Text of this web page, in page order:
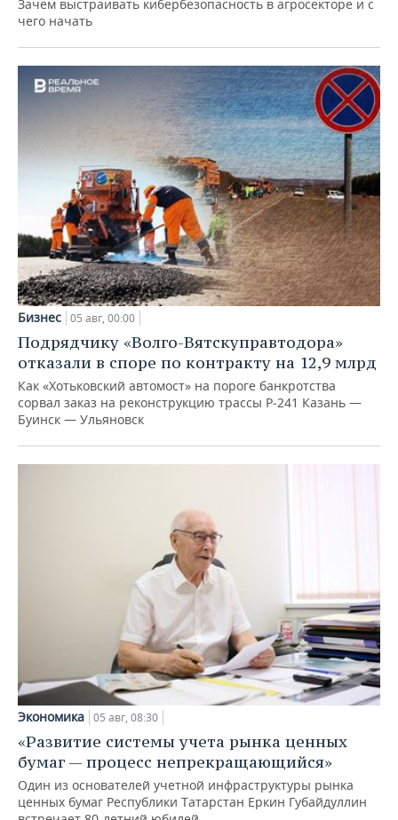
Зачем выстраивать кибербезопасность в агросекторе и с
чего начать
Бизнес 05 авг, 00:00
Подрядчику «Волго-Вятскуправтодора»
отказали в споре по контракту на 12,9 млрд
Как «Хотьковский автомост» на пороге банкротства
сорвал заказ на реконструкцию трассы Р‑241 Казань —
Буинск — Ульяновск
Экономика 05 авг, 08:30
«Развитие системы учета рынка ценных
бумаг — процесс непрекращающийся»
Один из основателей учетной инфраструктуры рынка
ценных бумаг Республики Татарстан Еркин Губайдуллин